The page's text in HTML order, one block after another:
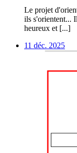
Le projet
ils s'orientent...
heureux et [...]
11 déc. 2025